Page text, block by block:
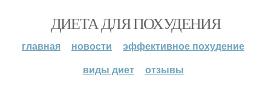
ДИЕТА ДЛЯ ПОХУДЕНИЯ
главная новости
эффективное похудение
виды диет
отзывы